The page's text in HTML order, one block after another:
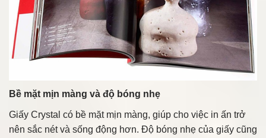
Bề mặt mịn màng và độ bóng nhẹ
Giấy Crystal có bề mặt mịn màng, giúp cho việc in ấn trở
nên sắc nét và sống động hơn. Độ bóng nhẹ của giấy cũng